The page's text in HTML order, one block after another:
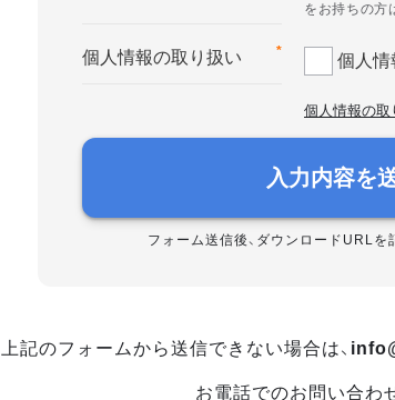
をお持ちの方
*
個人情報の取り扱い 個人情
個人情報の取
入力内容を
フォーム送信後、ダウンロードURLを
上記のフォームから送信できない場合は、
お電話でのお問い合わ